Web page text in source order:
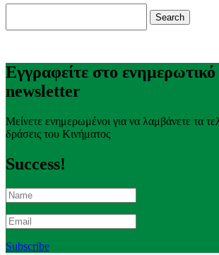
Εγγραφείτε στο
newsletter
Μείνετε ενημερωμένοι για να λαμβάνετε τα
δράσεις του Κινήματος
Success!
Subscribe